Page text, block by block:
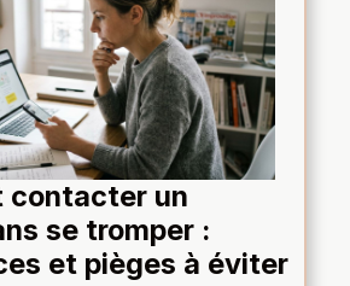
contacter un
se tromper :
et pièges à éviter